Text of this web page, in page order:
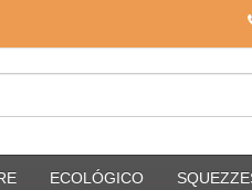
ECOLÓGICO